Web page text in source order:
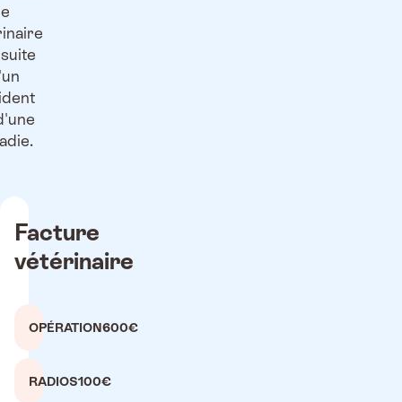
Facture
vétérinaire
OPÉRATION600€
RADIOS100€